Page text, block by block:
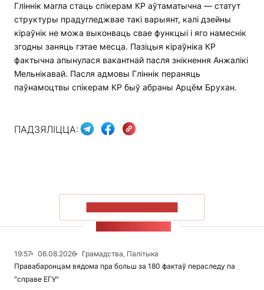
Гліннік магла стаць спікерам КР аўтаматычна — статут
структуры прадугледжвае такі варыянт, калі дзейны
кіраўнік не можа выконваць свае функцыі і яго намеснік
згодны заняць гэтае месца. Пазіцыя кіраўніка КР
фактычна апынулася вакантнай пасля знікнення Анжалікі
Мельнікавай. Пасля адмовы Гліннік пераняць
паўнамоцтвы спікерам КР быў абраны Арцём Брухан.
ПАДЗЯЛІЦЦА:
19:57 06.08.2026
Грамадства, Палітыка
Правабаронцам вядома пра больш за 180 фактаў пераследу па
"справе ЕГУ"